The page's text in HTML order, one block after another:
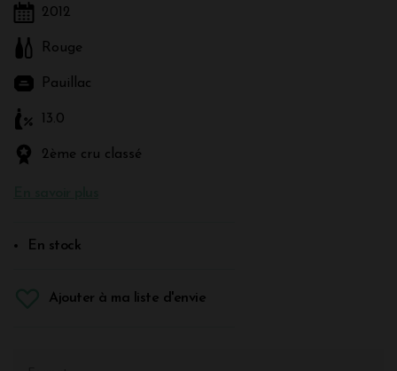
2012
Rouge
Pauillac
13.0
2ème cru classé
En stock
Ajouter à ma liste d'envie